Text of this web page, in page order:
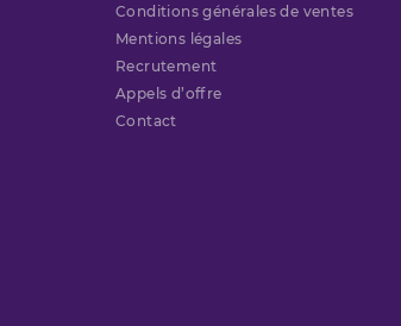
Conditions générales de ventes
Mentions légales
Recrutement
Appels d’offre
Contact